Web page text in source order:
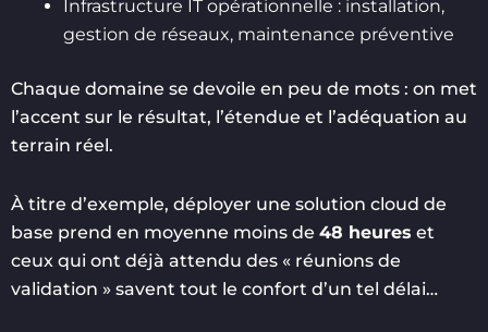
Infrastructure IT opérationnelle : installation,
gestion de réseaux, maintenance préventive
Chaque domaine se devoile en peu de mots : on met
l’accent sur le résultat, l’étendue et l’adéquation au
terrain réel.
À titre d’exemple, déployer une solution cloud de
base prend en moyenne moins de 48 heures et
ceux qui ont déjà attendu des « réunions de
validation » savent tout le confort d’un tel délai…